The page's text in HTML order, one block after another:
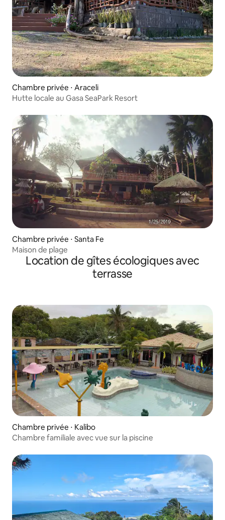
Chambre privée ⋅ Araceli
Hutte locale au Gasa SeaPark Resort
Chambre privée ⋅ Santa Fe
Maison de plage
Location de gîtes écologiques avec
terrasse
Chambre privée ⋅ Kalibo
Chambre familiale avec vue sur la piscine